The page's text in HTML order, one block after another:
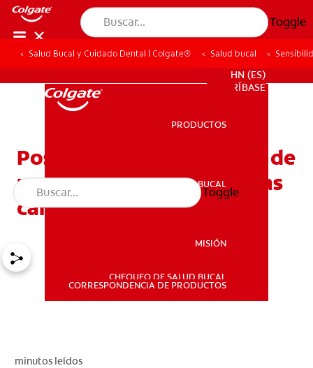
Toggle
SALUD BUCAL
HN (ES)
SUSCRÍBASE
PRODUCTOS
SALUD BUCAL
MISIÓN
CHEQUEO DE SALUD BUCAL
CORRESPONDENCIA DE PRODUCTOS
Toggle
Salud Bucal y Cuidado Dental | Colgate® Salud bucal
Posibles causas del dolor de
muelas: No siempre son las
caries
minutos leídos